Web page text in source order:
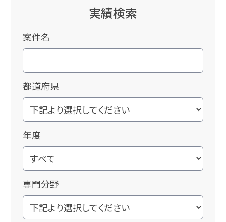
実績検索
案件名
都道府県
年度
専門分野